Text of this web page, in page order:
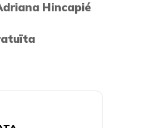
Hincapié